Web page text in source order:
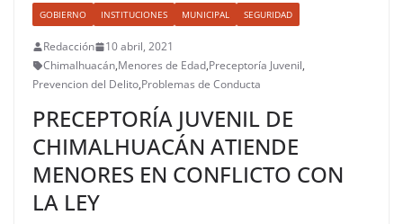
GOBIERNO INSTITUCIONES MUNICIPAL SEGURIDAD
Redacción
10 abril, 2021
Chimalhuacán,Menores de Edad,Preceptoría Juvenil,
Prevencion del Delito,Problemas de Conducta
PRECEPTORÍA JUVENIL DE
CHIMALHUACÁN ATIENDE
MENORES EN CONFLICTO CON
LA LEY